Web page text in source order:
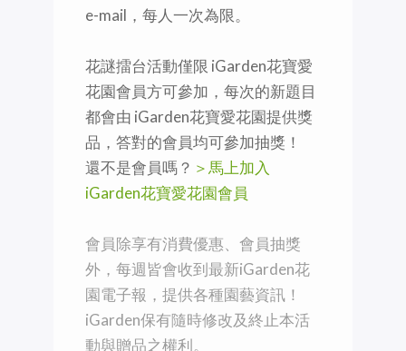
e-mail，每人一次為限。
花謎擂台活動僅限 iGarden花寶愛
花園會員方可參加，每次的新題目
都會由 iGarden花寶愛花園提供獎
品，答對的會員均可參加抽獎！
還不是會員嗎？ ＞馬上加入
iGarden花寶愛花園會員
會員除享有消費優惠、會員抽獎
外，每週皆會收到最新iGarden花
園電子報，提供各種園藝資訊！
iGarden保有隨時修改及終止本活
動與贈品之權利。